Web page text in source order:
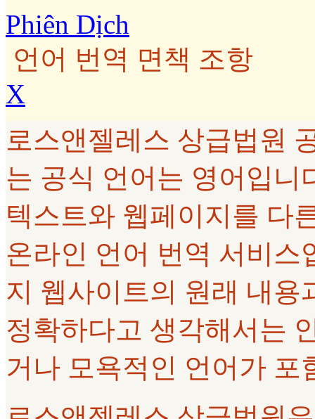
Phiên Dịch
언어 번역 면책 조항
X
로스앤젤레스 상급법원
는 공식 언어는 영어입니
텍스트와 웹페이지를 다
온라인 언어 번역 서비스
지 웹사이트의 원래 내용
정확하다고 생각해서는
거나 모욕적인 언어가 포